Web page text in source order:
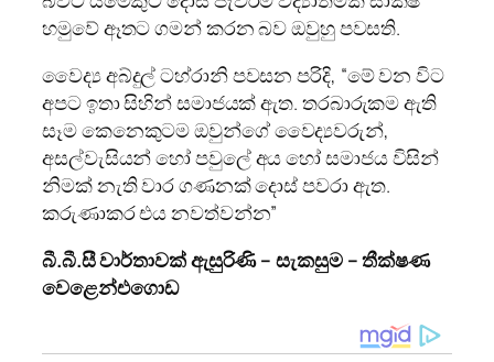
හමුවේ ඈතට ගමන් කරන බව ඔවුහු පවසති.
වෛද්‍ය අබ්දුල් ටහ්රානි පවසන පරිදි, “මේ වන විට
අපට ඉතා සිහින් සමාජයක් ඇත. තරබාරුකම ඇති
සෑම කෙනෙකුටම ඔවුන්ගේ වෛද්‍යවරුන්,
අසල්වැසියන් හෝ පවුලේ අය හෝ සමාජය විසින්
නිමක් නැති වාර ගණනක් දොස් පවරා ඇත.
කරුණාකර එය නවත්වන්න”
බී.බී.සී වාර්තාවක් ඇසුරිණි – සැකසුම – තීක්ෂණ
වෙළෙන්එගොඩ